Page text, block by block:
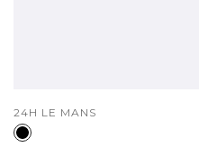
DISTRIBUTEUR :
24H LE MANS